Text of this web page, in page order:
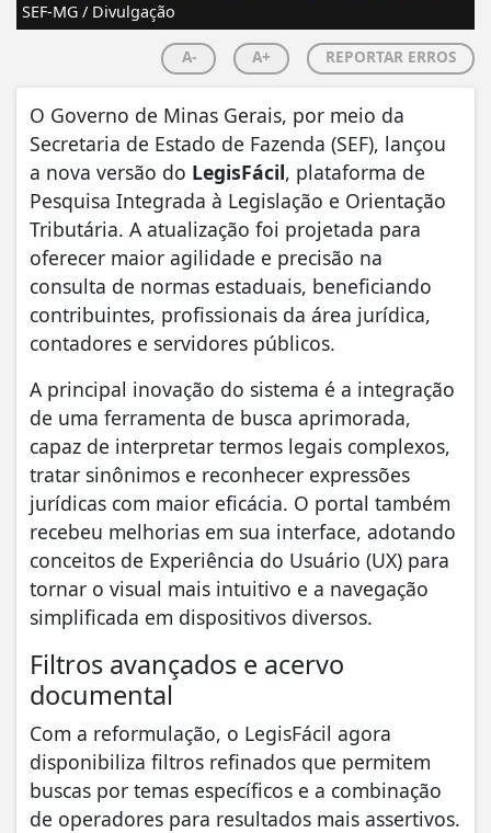
SEF-MG / Divulgação
A- A+ REPORTAR ERROS
​O Governo de Minas Gerais, por meio da
Secretaria de Estado de Fazenda (SEF), lançou
a nova versão do LegisFácil, plataforma de
Pesquisa Integrada à Legislação e Orientação
Tributária. A atualização foi projetada para
oferecer maior agilidade e precisão na
consulta de normas estaduais, beneficiando
contribuintes, profissionais da área jurídica,
contadores e servidores públicos.
​A principal inovação do sistema é a integração
de uma ferramenta de busca aprimorada,
capaz de interpretar termos legais complexos,
tratar sinônimos e reconhecer expressões
jurídicas com maior eficácia. O portal também
recebeu melhorias em sua interface, adotando
conceitos de Experiência do Usuário (UX) para
tornar o visual mais intuitivo e a navegação
simplificada em dispositivos diversos.
​Filtros avançados e acervo
documental
​Com a reformulação, o LegisFácil agora
disponibiliza filtros refinados que permitem
buscas por temas específicos e a combinação
de operadores para resultados mais assertivos.